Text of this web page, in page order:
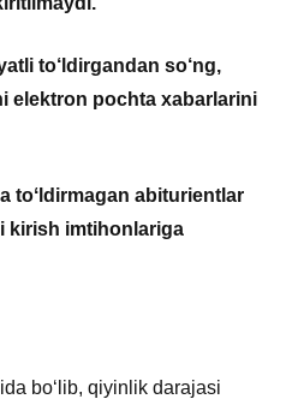
to‘ ldirgandan so‘ng,
elektron pochta xabarlarini
toʻldirmagan abiturientlar
kirish imtihonlariga
boʻlib, qiyinlik darajasi